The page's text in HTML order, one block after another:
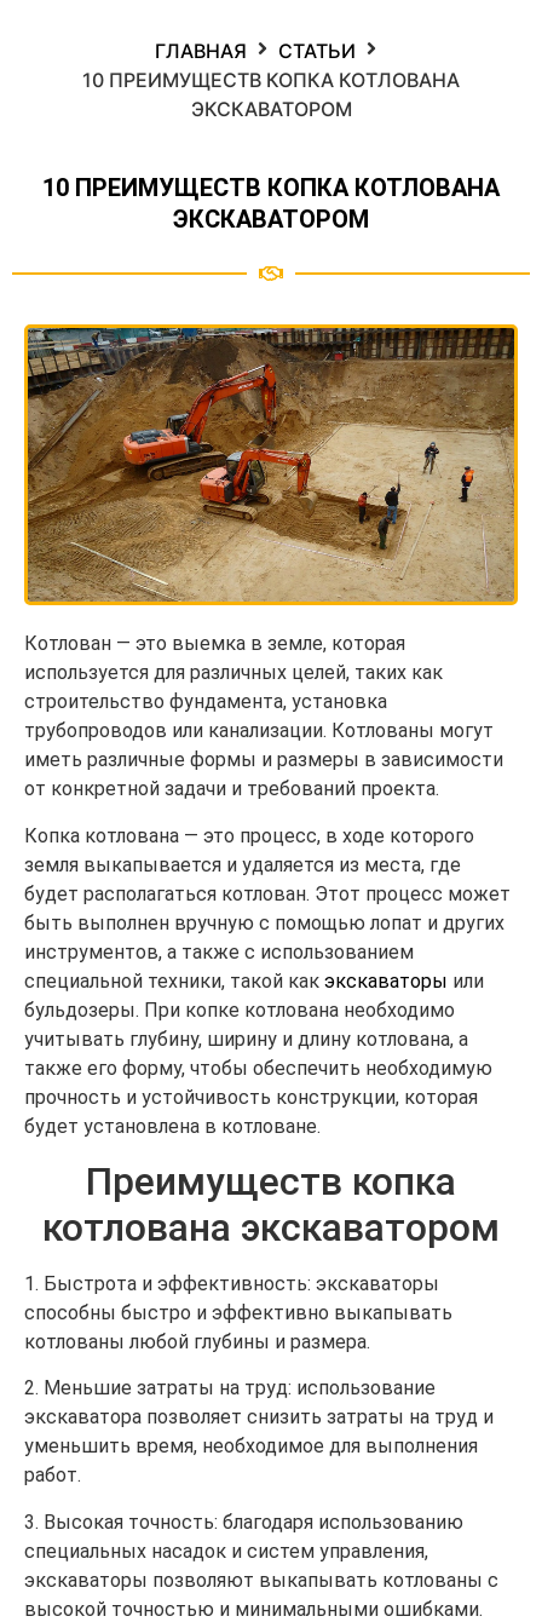
ГЛАВНАЯ
СТАТЬИ
10 ПРЕИМУЩЕСТВ КОПКА КОТЛОВАНА
ЭКСКАВАТОРОМ
10 ПРЕИМУЩЕСТВ КОПКА КОТЛОВАНА
ЭКСКАВАТОРОМ
Котлован — это выемка в земле, которая
используется для различных целей, таких как
строительство фундамента, установка
трубопроводов или канализации. Котлованы могут
иметь различные формы и размеры в зависимости
от конкретной задачи и требований проекта.
Копка котлована — это процесс, в ходе которого
земля выкапывается и удаляется из места, где
будет располагаться котлован. Этот процесс может
быть выполнен вручную с помощью лопат и других
инструментов, а также с использованием
специальной техники, такой как экскаваторы или
бульдозеры. При копке котлована необходимо
учитывать глубину, ширину и длину котлована, а
также его форму, чтобы обеспечить необходимую
прочность и устойчивость конструкции, которая
будет установлена в котловане.
Преимуществ копка
котлована экскаватором
1. Быстрота и эффективность: экскаваторы
способны быстро и эффективно выкапывать
котлованы любой глубины и размера.
2. Меньшие затраты на труд: использование
экскаватора позволяет снизить затраты на труд и
уменьшить время, необходимое для выполнения
работ.
3. Высокая точность: благодаря использованию
специальных насадок и систем управления,
экскаваторы позволяют выкапывать котлованы с
высокой точностью и минимальными ошибками.